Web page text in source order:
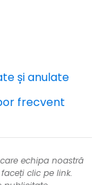
și anulate
frecvent
echipa noastră
clic pe link.